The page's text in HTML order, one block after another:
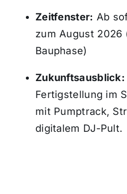
Zeitfenster: Ab
zum August 2026
Bauphase)
Zukunftsausblick:
Fertigstellung im
mit Pumptrack,
digitalem DJ-Pult.